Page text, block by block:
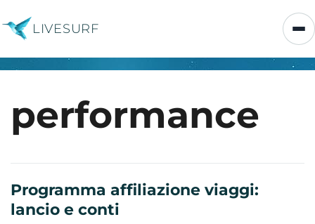
LIVESURF
performance
Programma affiliazione viaggi:
lancio e conti